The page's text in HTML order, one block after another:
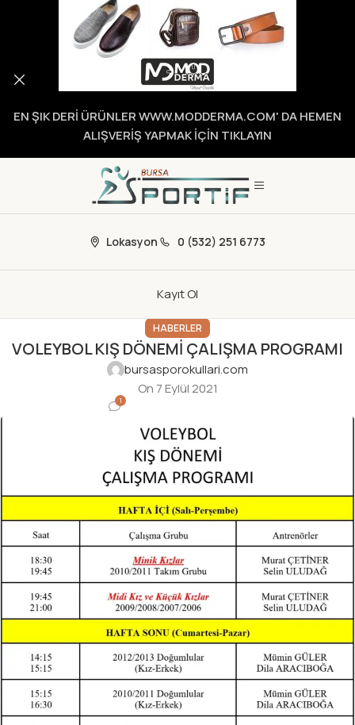
Lokasyon 0 (532) 251 6773
Kayıt Ol
HABERLER
VOLEYBOL KIŞ DÖNEMİ ÇALIŞMA PROGRAMI
bursasporokullari.com
On 7 Eylül 2021
1
EN ŞIK DERİ ÜRÜNLER WWW.MODDERMA.COM' DA HEMEN
ALIŞVERİŞ YAPMAK İÇİN TIKLAYIN